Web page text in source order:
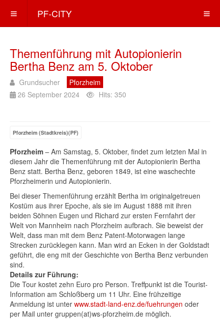
PF-CITY
Themenführung mit Autopionierin
Bertha Benz am 5. Oktober
Grundsucher
Pforzheim
26 September 2024
Hits: 350
Pforzheim (Stadtkreis)(PF)
Pforzheim – Am Samstag, 5. Oktober, findet zum letzten Mal in
diesem Jahr die Themenführung mit der Autopionierin Bertha
Benz statt. Bertha Benz, geboren 1849, ist eine waschechte
Pforzheimerin und Autopionierin.
Bei dieser Themenführung erzählt Bertha im originalgetreuen
Kostüm aus ihrer Epoche, als sie im August 1888 mit ihren
beiden Söhnen Eugen und Richard zur ersten Fernfahrt der
Welt von Mannheim nach Pforzheim aufbrach. Sie beweist der
Welt, dass man mit dem Benz Patent-Motorwagen lange
Strecken zurücklegen kann. Man wird an Ecken in der Goldstadt
geführt, die eng mit der Geschichte von Bertha Benz verbunden
sind.
Details zur Führung:
Die Tour kostet zehn Euro pro Person. Treffpunkt ist die Tourist-
Information am Schloßberg um 11 Uhr. Eine frühzeitige
Anmeldung ist unter www.stadt-land-enz.de/fuehrungen oder
per Mail unter gruppen(at)ws-pforzheim.de möglich.